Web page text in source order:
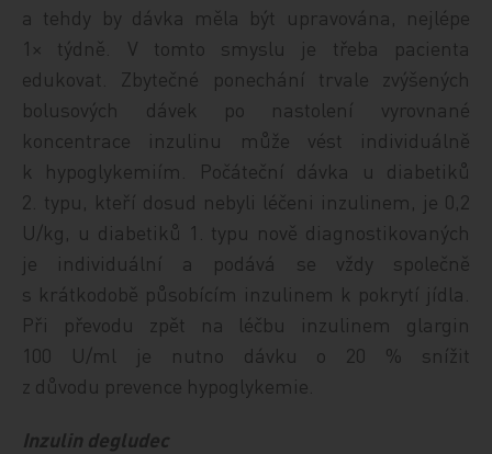
a tehdy by dávka měla být upravována, nejlépe
1× týdně. V tomto smyslu je třeba pacienta
edukovat. Zbytečné ponechání trvale zvýšených
bolusových dávek po nastolení vyrovnané
koncentrace inzulinu může vést individuálně
k hypoglykemiím. Počáteční dávka u diabetiků
2. typu, kteří dosud nebyli léčeni inzulinem, je 0,2
U/kg, u diabetiků 1. typu nově diagnostikovaných
je individuální a podává se vždy společně
s krátkodobě působícím inzulinem k pokrytí jídla.
Při převodu zpět na léčbu inzulinem glargin
100 U/ml je nutno dávku o 20 % snížit
z důvodu prevence hypoglykemie.
Inzulin degludec